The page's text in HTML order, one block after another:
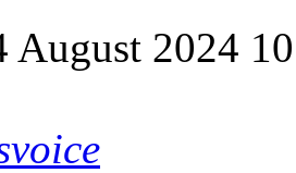
August 2024